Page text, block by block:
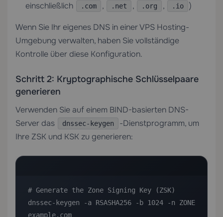
einschließlich
.com , .net , .org , .io )
Wenn Sie Ihr eigenes DNS in einerVPS Hosting-
Umgebung verwalten, haben Sie vollständige
Kontrolle über diese Konfiguration.
Schritt 2: Kryptographische Schlüsselpaare
generieren
Verwenden Sie auf einem BIND-basierten DNS-
Server das
dnssec-keygen
-Dienstprogramm, um
Ihre ZSK und KSK zu generieren:
# Generate the Zone Signing Key (ZSK)
dnssec-keygen -a RSASHA256 -b 1024 -n ZONE
example.com